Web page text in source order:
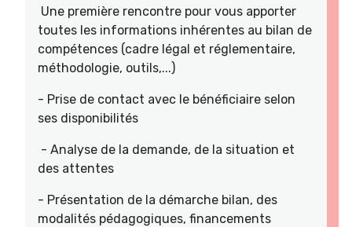
Une première rencontre pour vous apporter
toutes les informations inhérentes au bilan de
compétences (cadre légal et réglementaire,
méthodologie, outils,...)
- Prise de contact avec le bénéficiaire selon
ses disponibilités
- Analyse de la demande, de la situation et
des attentes
- Présentation de la démarche bilan, des
modalités pédagogiques, financements